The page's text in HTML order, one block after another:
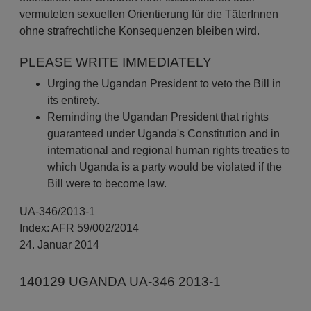
vermuteten sexuellen Orientierung für die TäterInnen
ohne strafrechtliche Konsequenzen bleiben wird.
PLEASE WRITE IMMEDIATELY
Urging the Ugandan President to veto the Bill in
its entirety.
Reminding the Ugandan President that rights
guaranteed under Uganda's Constitution and in
international and regional human rights treaties to
which Uganda is a party would be violated if the
Bill were to become law.
UA-346/2013-1
Index: AFR 59/002/2014
24. Januar 2014
140129 UGANDA UA-346 2013-1